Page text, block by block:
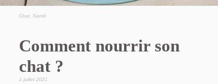
Chat Santé
Comment nourrir son
chat ?
1 juillet 2021